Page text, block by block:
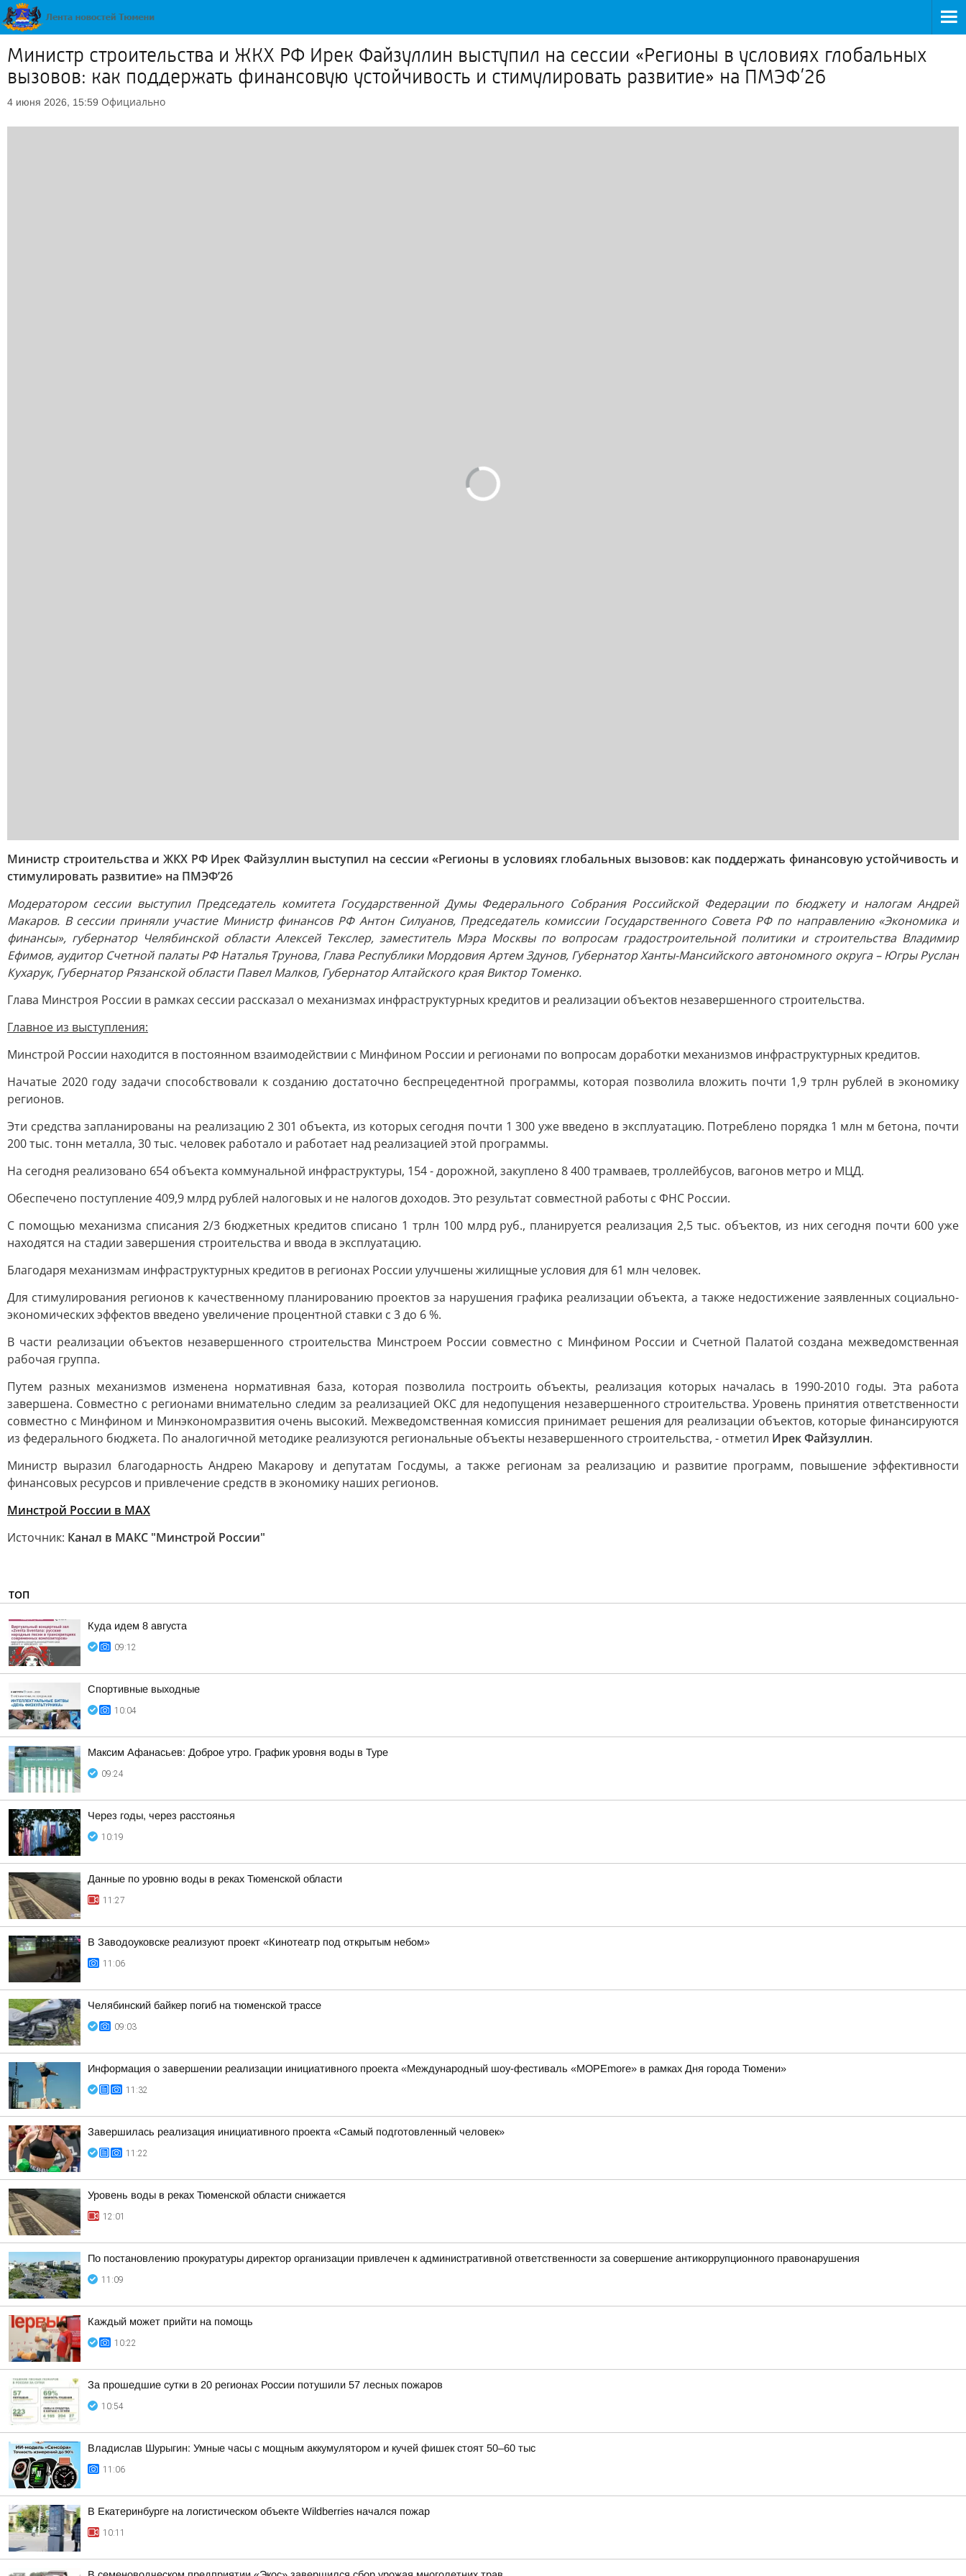
Министр строительства и ЖКХ РФ Ирек Файзуллин выступил на сессии «Регионы в условиях глобальных
вызовов: как поддержать финансовую устойчивость и стимулировать развитие» на ПМЭФ’26
4 июня 2026, 15:59 Официально
Министр строительства и ЖКХ РФ Ирек Файзуллин выступил на сессии «Регионы в условиях глобальных вызовов: как поддержать финансовую устойчивость и
стимулировать развитие» на ПМЭФ’26
Модератором сессии выступил Председатель комитета Государственной Думы Федерального Собрания Российской Федерации по бюджету и налогам Андрей
Макаров. В сессии приняли участие Министр финансов РФ Антон Силуанов, Председатель комиссии Государственного Совета РФ по направлению «Экономика и
финансы», губернатор Челябинской области Алексей Текслер, заместитель Мэра Москвы по вопросам градостроительной политики и строительства Владимир
Ефимов, аудитор Счетной палаты РФ Наталья Трунова, Глава Республики Мордовия Артем Здунов, Губернатор Ханты-Мансийского автономного округа – Югры Руслан
Кухарук, Губернатор Рязанской области Павел Малков, Губернатор Алтайского края Виктор Томенко.
Глава Минстроя России в рамках сессии рассказал о механизмах инфраструктурных кредитов и реализации объектов незавершенного строительства.
Главное из выступления:
Минстрой России находится в постоянном взаимодействии с Минфином России и регионами по вопросам доработки механизмов инфраструктурных кредитов.
Начатые 2020 году задачи способствовали к созданию достаточно беспрецедентной программы, которая позволила вложить почти 1,9 трлн рублей в экономику
регионов.
Эти средства запланированы на реализацию 2 301 объекта, из которых сегодня почти 1 300 уже введено в эксплуатацию. Потреблено порядка 1 млн м бетона, почти
200 тыс. тонн металла, 30 тыс. человек работало и работает над реализацией этой программы.
На сегодня реализовано 654 объекта коммунальной инфраструктуры, 154 - дорожной, закуплено 8 400 трамваев, троллейбусов, вагонов метро и МЦД.
Обеспечено поступление 409,9 млрд рублей налоговых и не налогов доходов. Это результат совместной работы с ФНС России.
С помощью механизма списания 2/3 бюджетных кредитов списано 1 трлн 100 млрд руб., планируется реализация 2,5 тыс. объектов, из них сегодня почти 600 уже
находятся на стадии завершения строительства и ввода в эксплуатацию.
Благодаря механизмам инфраструктурных кредитов в регионах России улучшены жилищные условия для 61 млн человек.
Для стимулирования регионов к качественному планированию проектов за нарушения графика реализации объекта, а также недостижение заявленных социально-
экономических эффектов введено увеличение процентной ставки с 3 до 6 %.
В части реализации объектов незавершенного строительства Минстроем России совместно с Минфином России и Счетной Палатой создана межведомственная
рабочая группа.
Путем разных механизмов изменена нормативная база, которая позволила построить объекты, реализация которых началась в 1990-2010 годы. Эта работа
завершена. Совместно с регионами внимательно следим за реализацией ОКС для недопущения незавершенного строительства. Уровень принятия ответственности
совместно с Минфином и Минэкономразвития очень высокий. Межведомственная комиссия принимает решения для реализации объектов, которые финансируются
из федерального бюджета. По аналогичной методике реализуются региональные объекты незавершенного строительства, - отметил Ирек Файзуллин.
Министр выразил благодарность Андрею Макарову и депутатам Госдумы, а также регионам за реализацию и развитие программ, повышение эффективности
финансовых ресурсов и привлечение средств в экономику наших регионов.
Минстрой России в MAX
Источник: Канал в МАКС "Минстрой России"
ТОП
Куда идем 8 августа
09:12
Спортивные выходные
10:04
Максим Афанасьев: Доброе утро. График уровня воды в Туре
09:24
Через годы, через расстоянья
10:19
Данные по уровню воды в реках Тюменской области
11:27
В Заводоуковске реализуют проект «Кинотеатр под открытым небом»
11:06
Челябинский байкер погиб на тюменской трассе
09:03
Информация о завершении реализации инициативного проекта «Международный шоу-фестиваль «МОРЕmore» в рамках Дня города Тюмени»
11:32
Завершилась реализация инициативного проекта «Самый подготовленный человек»
11:22
Уровень воды в реках Тюменской области снижается
12:01
По постановлению прокуратуры директор организации привлечен к административной ответственности за совершение антикоррупционного правонарушения
11:09
Каждый может прийти на помощь
10:22
За прошедшие сутки в 20 регионах России потушили 57 лесных пожаров
10:54
Владислав Шурыгин: Умные часы с мощным аккумулятором и кучей фишек стоят 50–60 тыс
11:06
В Екатеринбурге на логистическом объекте Wildberries начался пожар
10:11